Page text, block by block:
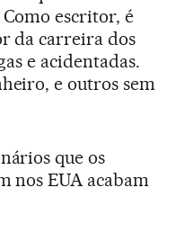
escritor, é
da carreira dos
e acidentadas.
e outros sem
que os
nos EUA acabam